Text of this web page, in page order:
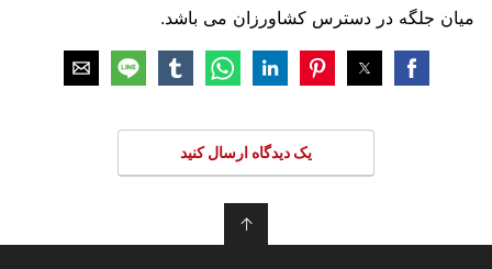
میان جلگه در دسترس کشاورزان می باشد.
یک دیدگاه ارسال کنید
↑